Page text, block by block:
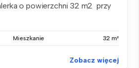
o powierzchni 32 m2 przy
Mieszkanie 32 m²
Zobacz więcej